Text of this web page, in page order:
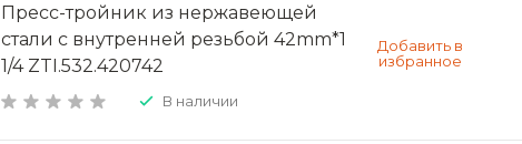
Пресс-тройник из нержавеющей
стали с внутренней резьбой 42mm*1
1/4 ZTI.532.420742
В наличии